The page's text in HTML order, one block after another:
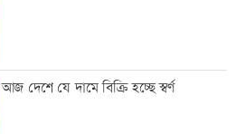
সিন্ডিকেট ভেঙে কৃষকদের লাভ নিশ্চিত করা
হবে: আইনমন্ত্রী
আজ দেশে যে দামে বিক্রি হচ্ছে স্বর্ণ